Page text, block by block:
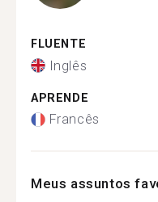
FLUENTE
Inglês
APRENDE
Francês
Meus assuntos